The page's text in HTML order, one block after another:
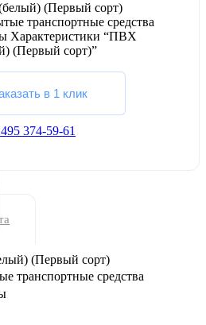
(Первый сорт)
транспортные средства
Характеристики “ПВХ
(Первый сорт)”
в 1 клик
374-59-61
(Первый сорт)
транспортные средства